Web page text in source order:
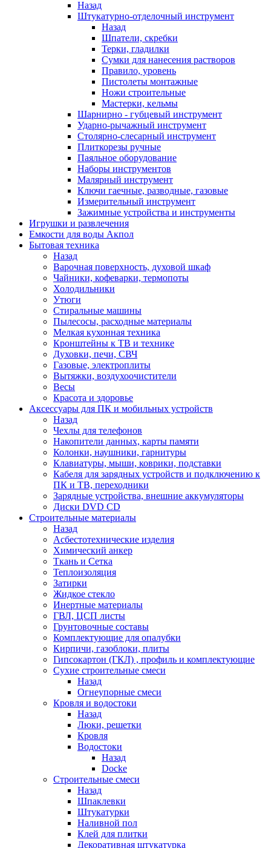
Назад
Штукатурно-отделочный инструмент
Назад
Шпатели, скребки
Терки, гладилки
Сумки для нанесения растворов
Правило, уровень
Пистолеты монтажные
Ножи строительные
Мастерки, кельмы
Шарнирно - губцевый инструмент
Ударно-рычажный инструмент
Столярно-слесарный инструмент
Плиткорезы ручные
Паяльное оборудование
Наборы инструментов
Малярный инструмент
Ключи гаечные, разводные, газовые
Измерительный инструмент
Зажимные устройства и инструменты
Игрушки и развлечения
Емкости для воды Акпол
Бытовая техника
Назад
Варочная поверхность, духовой шкаф
Чайники, кофеварки, термопоты
Холодильники
Утюги
Стиральные машины
Пылесосы, расходные материалы
Мелкая кухонная техника
Кронштейны к ТВ и технике
Духовки, печи, СВЧ
Газовые, электроплиты
Вытяжки, воздухоочистители
Весы
Красота и здоровье
Аксессуары для ПК и мобильных устройств
Назад
Чехлы для телефонов
Накопители данных, карты памяти
Колонки, наушники, гарнитуры
Клавиатуры, мыши, коврики, подставки
Кабеля для зарядных устройств и подключению к
ПК и ТВ, переходники
Зарядные устройства, внешние аккумуляторы
Диски DVD CD
Строительные материалы
Назад
Асбестотехнические изделия
Химический анкер
Ткань и Сетка
Теплоизоляция
Затирки
Жидкое стекло
Инертные материалы
ГВЛ, ЦСП листы
Грунтовочные составы
Комплектующие для опалубки
Кирпичи, газоблоки, плиты
Гипсокартон (ГКЛ) , профиль и комплектующие
Сухие строительные смеси
Назад
Огнеупорные смеси
Кровля и водостоки
Назад
Люки, решетки
Кровля
Водостоки
Назад
Docke
Строительные смеси
Назад
Шпаклевки
Штукатурки
Наливной пол
Клей для плитки
Декоративная штукатурка